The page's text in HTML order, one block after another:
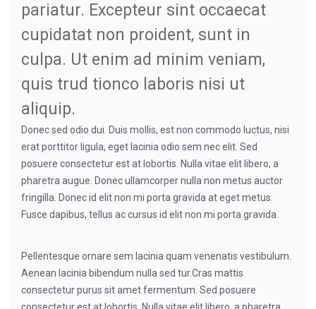
pariatur. Excepteur sint occaecat
cupidatat non proident, sunt in
culpa. Ut enim ad minim veniam,
quis trud tionco laboris nisi ut
aliquip.
Donec sed odio dui. Duis mollis, est non commodo luctus, nisi
erat porttitor ligula, eget lacinia odio sem nec elit. Sed
posuere consectetur est at lobortis. Nulla vitae elit libero, a
pharetra augue. Donec ullamcorper nulla non metus auctor
fringilla. Donec id elit non mi porta gravida at eget metus.
Fusce dapibus, tellus ac cursus id elit non mi porta gravida.
Pellentesque ornare sem lacinia quam venenatis vestibulum.
Aenean lacinia bibendum nulla sed tur.Cras mattis
consectetur purus sit amet fermentum. Sed posuere